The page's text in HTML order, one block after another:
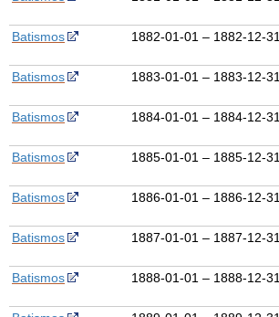
Batismos 1882-01-01 – 1882-12-31
Batismos 1883-01-01 – 1883-12-31
Batismos 1884-01-01 – 1884-12-31
Batismos 1885-01-01 – 1885-12-31
Batismos 1886-01-01 – 1886-12-31
Batismos 1887-01-01 – 1887-12-31
Batismos 1888-01-01 – 1888-12-31